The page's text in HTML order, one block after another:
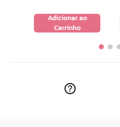
Adicionar ao
Carrinho